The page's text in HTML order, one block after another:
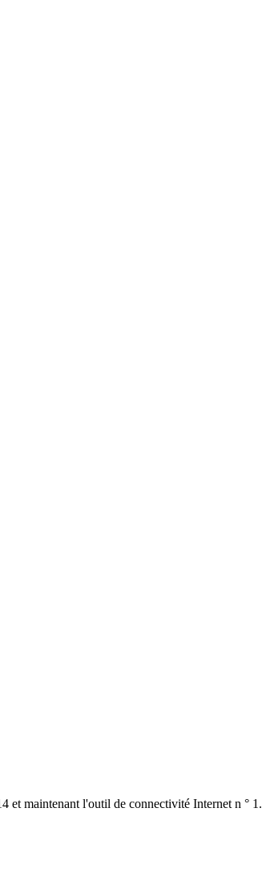
et maintenant l'outil de connectivité Internet n ° 1.